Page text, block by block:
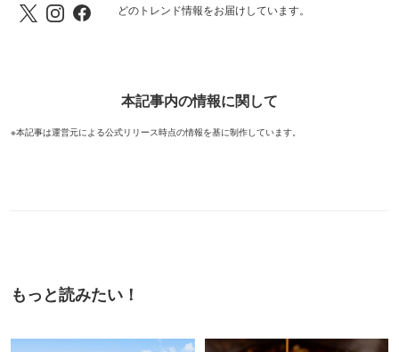
どのトレンド情報をお届けしています。
本記事内の情報に関して
※本記事は運営元による公式リリース時点の情報を基に制作しています。
もっと読みたい！